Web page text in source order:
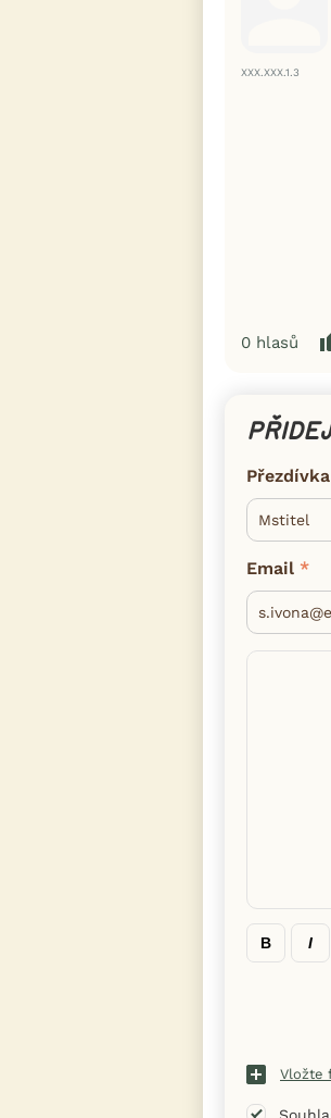
XXX.XXX.1.3
0 hlasů
Přezdívka
Email
B I
Vložte